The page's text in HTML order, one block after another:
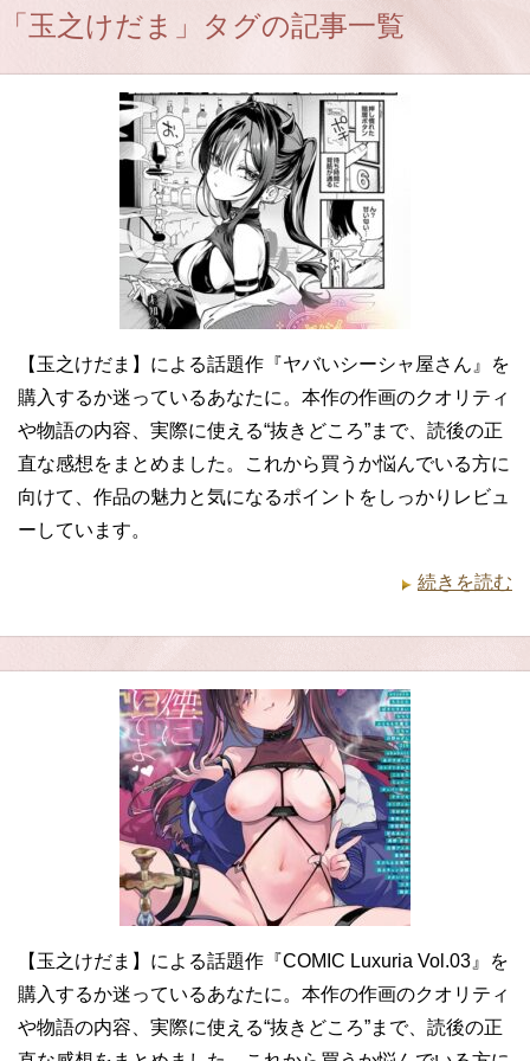
「玉之けだま」タグの記事一覧
【玉之けだま】による話題作『ヤバいシーシャ屋さん』を
購入するか迷っているあなたに。本作の作画のクオリティ
や物語の内容、実際に使える“抜きどころ”まで、読後の正
直な感想をまとめました。これから買うか悩んでいる方に
向けて、作品の魅力と気になるポイントをしっかりレビュ
ーしています。
続きを読む
【玉之けだま】による話題作『COMIC Luxuria Vol.03』を
購入するか迷っているあなたに。本作の作画のクオリティ
や物語の内容、実際に使える“抜きどころ”まで、読後の正